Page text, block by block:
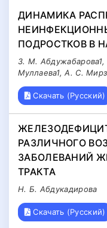
ДИНАМИКА
ПОДРОСТКОВ В
З. М.
Муллаева1, А. С.
Скачать (Русский)
РАЗЛИЧНОГО
ЗАБОЛЕВАНИЙ
ТРАКТА
Н. Б. Абдукадирова
Скачать (Русский)